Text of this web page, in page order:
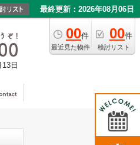
最終更新：2026年08月06日
00件
最近見た物件
00件
検討リスト
日